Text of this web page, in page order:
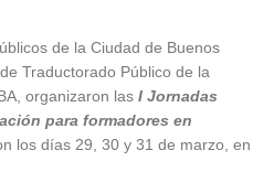
de la Ciudad de Buenos
Traductorado Público de la
organizaron las I Jornadas
para formadores en
los días 29, 30 y 31 de marzo, en